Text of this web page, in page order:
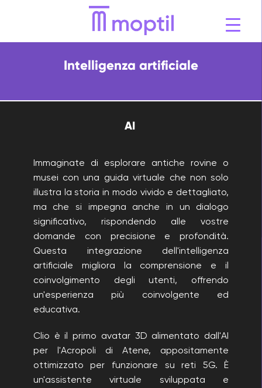
Intelligenza artificiale
AI
Immaginate di esplorare antiche rovine o
musei con una guida virtuale che non solo
illustra la storia in modo vivido e dettagliato,
ma che si impegna anche in un dialogo
significativo, rispondendo alle vostre
domande con precisione e profondità.
Questa integrazione dell'intelligenza
artificiale migliora la comprensione e il
coinvolgimento degli utenti, offrendo
un'esperienza più coinvolgente ed
educativa.
Clio è il primo avatar 3D alimentato dall'AI
per l'Acropoli di Atene, appositamente
ottimizzato per funzionare su reti 5G. È
un'assistente virtuale sviluppata e